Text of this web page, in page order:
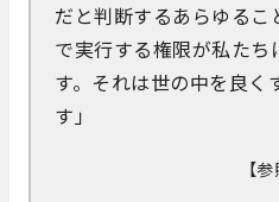
だと判断するあらゆる
で実行する権限が私たち
す。それは世の中を良く
す」
【